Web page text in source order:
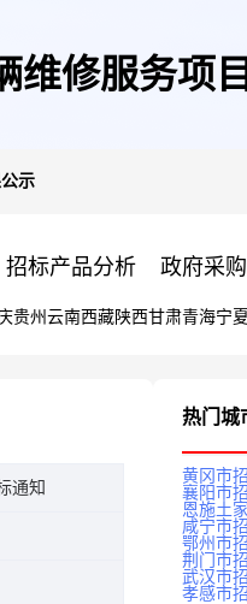
维修服务项
示
招标产品分析 政府采购
贵州 云南西藏陕西甘肃青海宁夏
通知
热门城
黄冈市
襄阳市
恩施土
咸宁市
鄂州市
荆门市
武汉市
孝感市